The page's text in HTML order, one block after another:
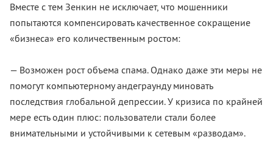
Вместе с тем Зенкин не исключает, что мошенники
попытаются компенсировать качественное сокращение
«бизнеса» его количественным ростом:
— Возможен рост объема спама. Однако даже эти меры не
помогут компьютерному андеграунду миновать
последствия глобальной депрессии. У кризиса по крайней
мере есть один плюс: пользователи стали более
внимательными и устойчивыми к сетевым «разводам».